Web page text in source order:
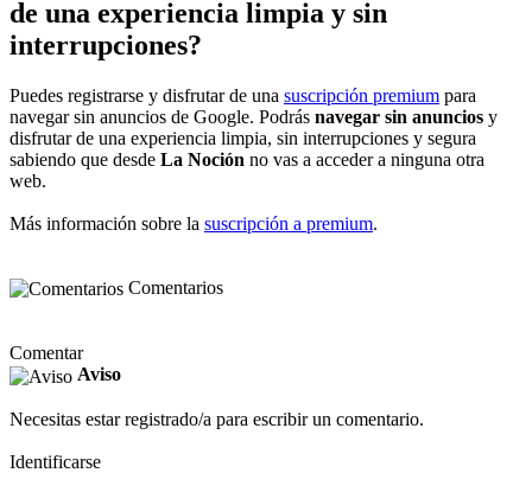
de una experiencia limpia y sin
interrupciones?
Puedes registrarse y disfrutar de una suscripción premium para
navegar sin anuncios de Google. Podrás navegar sin anuncios y
disfrutar de una experiencia limpia, sin interrupciones y segura
sabiendo que desde La Noción no vas a acceder a ninguna otra
web.
Más información sobre la suscripción a premium.
Comentarios
Comentar
Aviso
Necesitas estar registrado/a para escribir un comentario.
Identificarse